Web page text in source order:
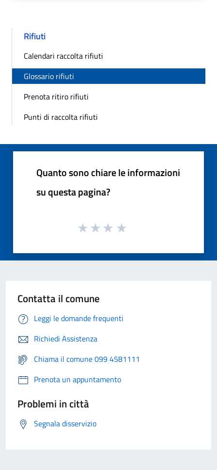
Rifiuti
Calendari raccolta rifiuti
Glossario rifiuti
Prenota ritiro rifiuti
Punti di raccolta rifiuti
Quanto sono chiare le informazioni
su questa pagina?
Contatta il comune
Leggi le domande frequenti
Richiedi Assistenza
Chiama il comune 099 4581111
Prenota un appuntamento
Problemi in città
Segnala disservizio